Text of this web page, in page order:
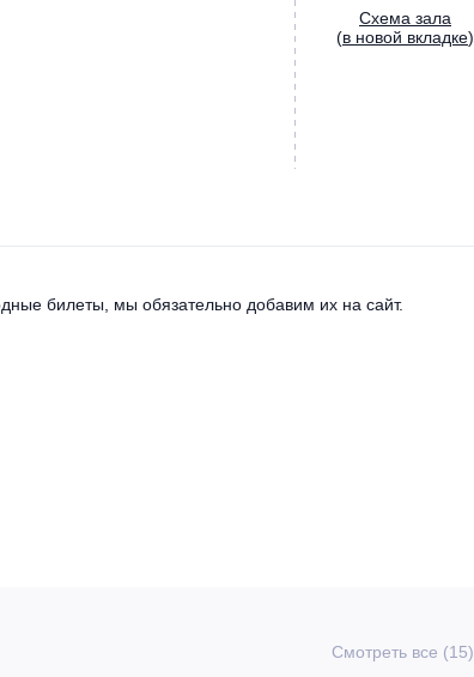
Cхема зала
(в новой вкладке)
билеты, мы обязательно добавим их на сайт.
Смотреть все (15)